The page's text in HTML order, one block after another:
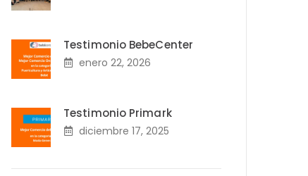
Testimonio BebeCenter
enero 22, 2026
Testimonio Primark
diciembre 17, 2025